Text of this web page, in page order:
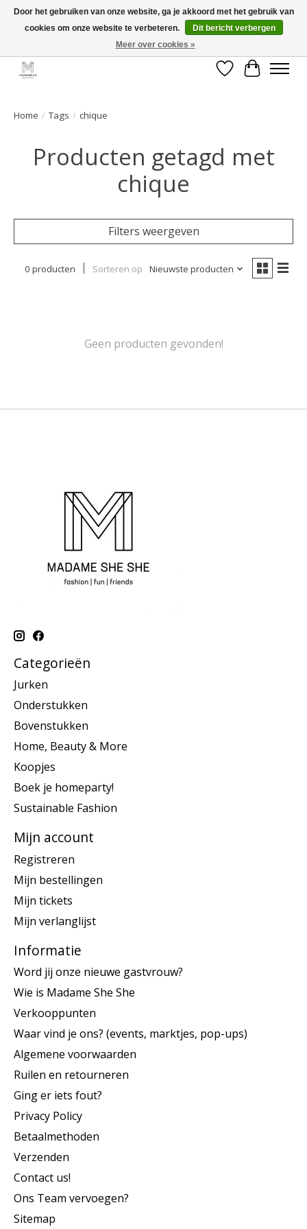
GRATIS verzending vanaf €50 voor BE - €75 voor NL - After pay mogelijk!
Verlanglijst
Home / Tags / chique
Producten getagd met
chique
Filters weergeven
0 producten Sorteren op Nieuwste producten
Geen producten gevonden!
Categorieën
Jurken
Onderstukken
Bovenstukken
Home, Beauty & More
Koopjes
Boek je homeparty!
Sustainable Fashion
Mijn account
Registreren
Mijn bestellingen
Mijn tickets
Mijn verlanglijst
Informatie
Word jij onze nieuwe gastvrouw?
Wie is Madame She She
Verkooppunten
Waar vind je ons? (events, marktjes, pop-ups)
Algemene voorwaarden
Ruilen en retourneren
Ging er iets fout?
Privacy Policy
Betaalmethoden
Verzenden
Contact us!
Ons Team vervoegen?
Sitemap
Door het gebruiken van onze website, ga je akkoord met het gebruik van
cookies om onze website te verbeteren.
Dit bericht verbergen
Meer over cookies »